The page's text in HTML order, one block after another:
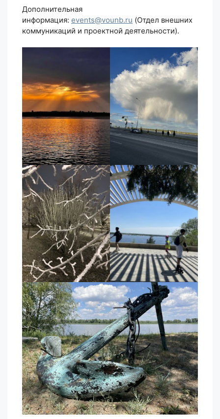
Дополнительная
информация: events@vounb.ru (Отдел внешних
коммуникаций и проектной деятельности).